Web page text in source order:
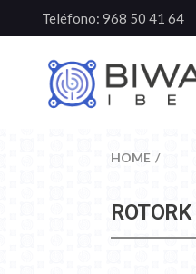
Teléfono: 968 50 41 64
HOME
ROTORK